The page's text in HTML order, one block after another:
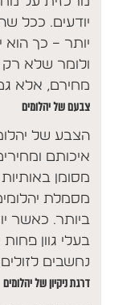
יודעים. ככל
יותר – כך הוא
ולומר שלא
מחירם, אלא
צבעם של יהלומים
הצבע של
איכותם
מסמלת
ביותר. כאשר
בעלי גוון
נחשבים
דרגת ניקיון של יהלומים